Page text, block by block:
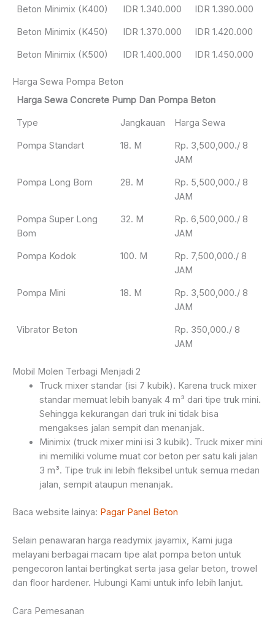
Beton Minimix (K400) IDR 1.340.000 IDR 1.390.000
Beton Minimix (K450) IDR 1.370.000 IDR 1.420.000
Beton Minimix (K500) IDR 1.400.000 IDR 1.450.000
Harga Sewa Pompa Beton
Harga Sewa Concrete Pump Dan Pompa Beton
Type Jangkauan Harga Sewa
Pompa Standart 18. M
Rp. 3,500,000./ 8
JAM
Pompa Long Bom 28. M
Rp. 5,500,000./ 8
JAM
Pompa Super Long
Bom
32. M
Rp. 6,500,000./ 8
JAM
Pompa Kodok 100. M
Rp. 7,500,000./ 8
JAM
Pompa Mini 18. M
Rp. 3,500,000./ 8
JAM
Vibrator Beton
Rp. 350,000./ 8
JAM
Mobil Molen Terbagi Menjadi 2
Truck mixer standar (isi 7 kubik). Karena truck mixer
standar memuat lebih banyak 4 m³ dari tipe truk mini.
Sehingga kekurangan dari truk ini tidak bisa
mengakses jalan sempit dan menanjak.
Minimix (truck mixer mini isi 3 kubik). Truck mixer mini
ini memiliki volume muat cor beton per satu kali jalan
3 m³. Tipe truk ini lebih fleksibel untuk semua medan
jalan, sempit ataupun menanjak.
Baca website lainya: Pagar Panel Beton
Selain penawaran harga readymix jayamix, Kami juga
melayani berbagai macam tipe alat pompa beton untuk
pengecoron lantai bertingkat serta jasa gelar beton, trowel
dan floor hardener. Hubungi Kami untuk info lebih lanjut.
Cara Pemesanan